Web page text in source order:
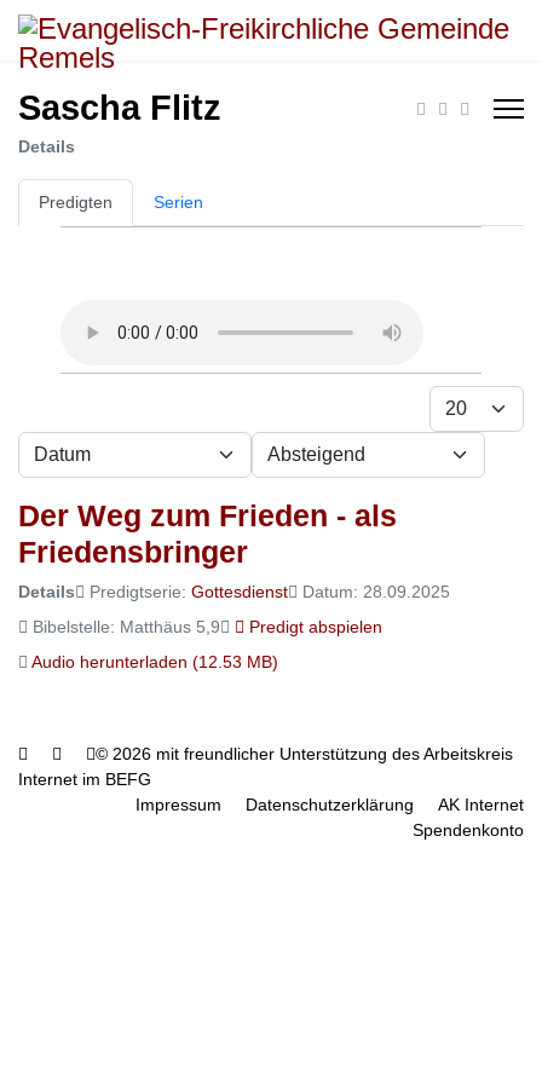
Sascha Flitz
Details
Predigten Serien
Anzeige #
- Sortierung wählen -
- Richtung wählen -
Der Weg zum Frieden - als
Friedensbringer
Details Predigtserie: Gottesdienst
Datum: 28.09.2025
Bibelstelle: Matthäus 5,9
Predigt abspielen
Audio herunterladen (12.53 MB)
© 2026 mit freundlicher Unterstützung des Arbeitskreis
Internet im BEFG
Impressum
Datenschutzerklärung
AK Internet
Spendenkonto